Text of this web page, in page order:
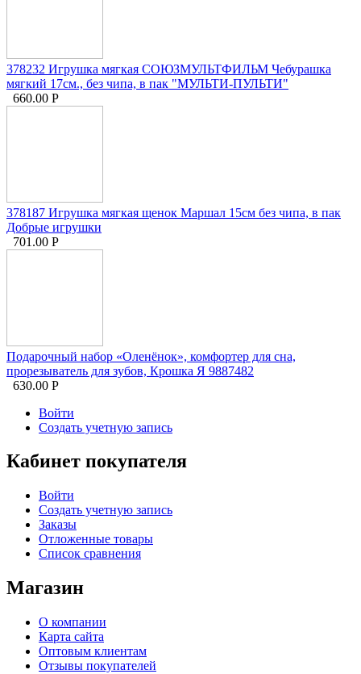
378232 Игрушка мягкая СОЮЗМУЛЬТФИЛЬМ Чебурашка
мягкий 17см., без чипа, в пак "МУЛЬТИ-ПУЛЬТИ"
660.00 Р
378187 Игрушка мягкая щенок Маршал 15см без чипа, в пак
Добрые игрушки
701.00 Р
Подарочный набор «Оленёнок», комфортер для сна,
прорезыватель для зубов, Крошка Я 9887482
630.00 Р
Войти
Создать учетную запись
Кабинет покупателя
Войти
Создать учетную запись
Заказы
Отложенные товары
Список сравнения
Магазин
О компании
Карта сайта
Оптовым клиентам
Отзывы покупателей